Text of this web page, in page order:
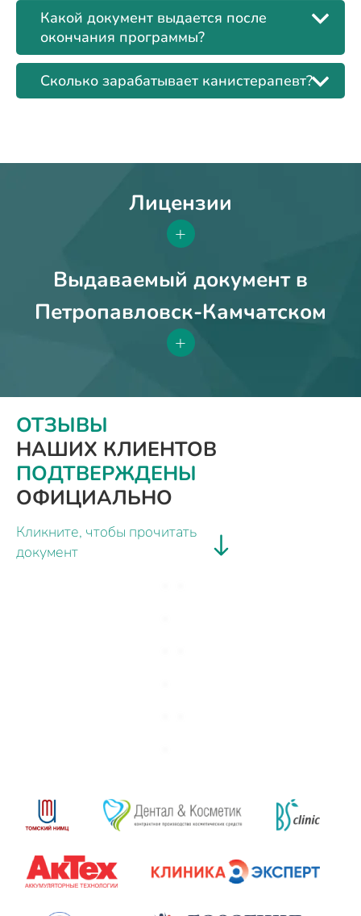
Какой документ выдается после
окончания программы?
Сколько зарабатывает канистерапевт?
Лицензии
+
Выдаваемый документ в
Петропавловск-Камчатском
+
ОТЗЫВЫ
НАШИХ КЛИЕНТОВ
ПОДТВЕРЖДЕНЫ
ОФИЦИАЛЬНО
Кликните, чтобы прочитать
документ